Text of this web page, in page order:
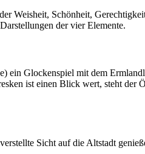
Weisheit, Schönheit,
der vier Elemente.
ein Glockenspiel mit dem
ist einen Blick wert, steht der
Sicht auf die Altstadt